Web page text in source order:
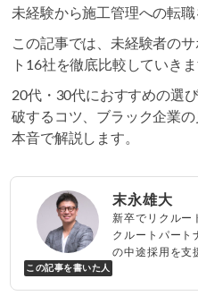
未経験から施工管理への転職
この記事では、未経験者の
ト16社を徹底比較していきま
20代・30代におすすめの選
破するコツ、ブラック企業
本音で解説します。
この記事を書いた人
末永雄大
新卒でリクルー
クルートパート
の中途採用を支